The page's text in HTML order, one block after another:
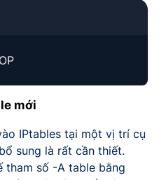
mới
IPtables tại một vị trí cụ
sung là rất cần thiết.
tham số -A table bằng